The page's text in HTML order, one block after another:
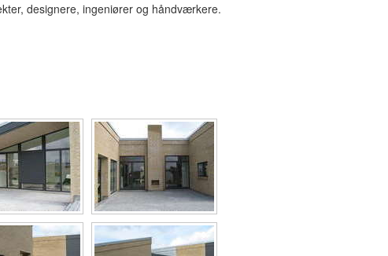
designere, ingeniører og håndværkere.